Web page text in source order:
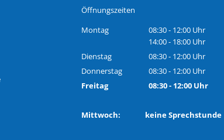
Familienzentrum Wabern
Öffnungszeiten
Montag
08:30- 12:00 Uhr
Von 08:30 bis 12:00 Uhr
14:00- 18:00 Uhr
Von 14:00 bis 18:00 Uhr
Dienstag 08:30- 12:00 Uhr
Von 08:30 bis 12:00 Uhr
Donnerstag 08:30- 12:00 Uhr
Von 08:30 bis 12:00 Uhr
Freitag 08:30- 12:00 Uhr
Mittwoch: keine Sprechstunde